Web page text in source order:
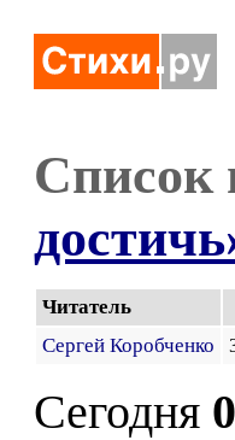
Список
Читатель
Сергей Коробченко
Сегодня 0